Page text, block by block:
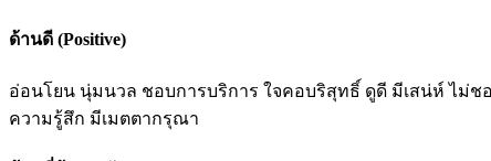
ด้านดี (Positive)
อ่อนโยน นุ่มนวล ชอบการบริการ ใจคอบริสุทธิ์ ดูดี มีเสน่ห์ ไม่ช
ความรู้สึก มีเมตตากรุณา